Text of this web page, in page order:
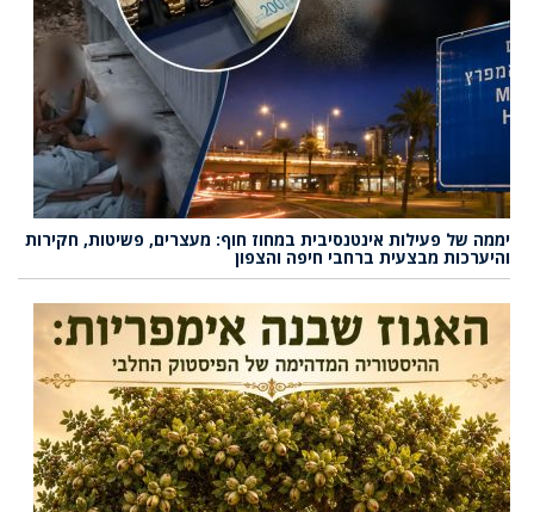
יממה של פעילות אינטנסיבית במחוז חוף: מעצרים, פשיטות, חקירות
והיערכות מבצעית ברחבי חיפה והצפון